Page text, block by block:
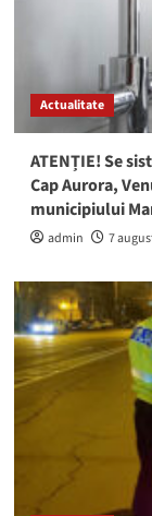
Actualitate
ATENȚIE! Se
Cap Aurora,
municipiului
admin 7